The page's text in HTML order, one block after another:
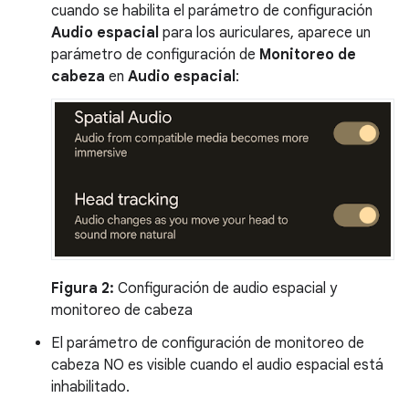
cuando se habilita el parámetro de configuración
Audio espacial para los auriculares, aparece un
parámetro de configuración de Monitoreo de
cabeza en Audio espacial :
Figura 2: Configuración de audio espacial y
monitoreo de cabeza
El parámetro de configuración de monitoreo de
cabeza NO es visible cuando el audio espacial está
inhabilitado.